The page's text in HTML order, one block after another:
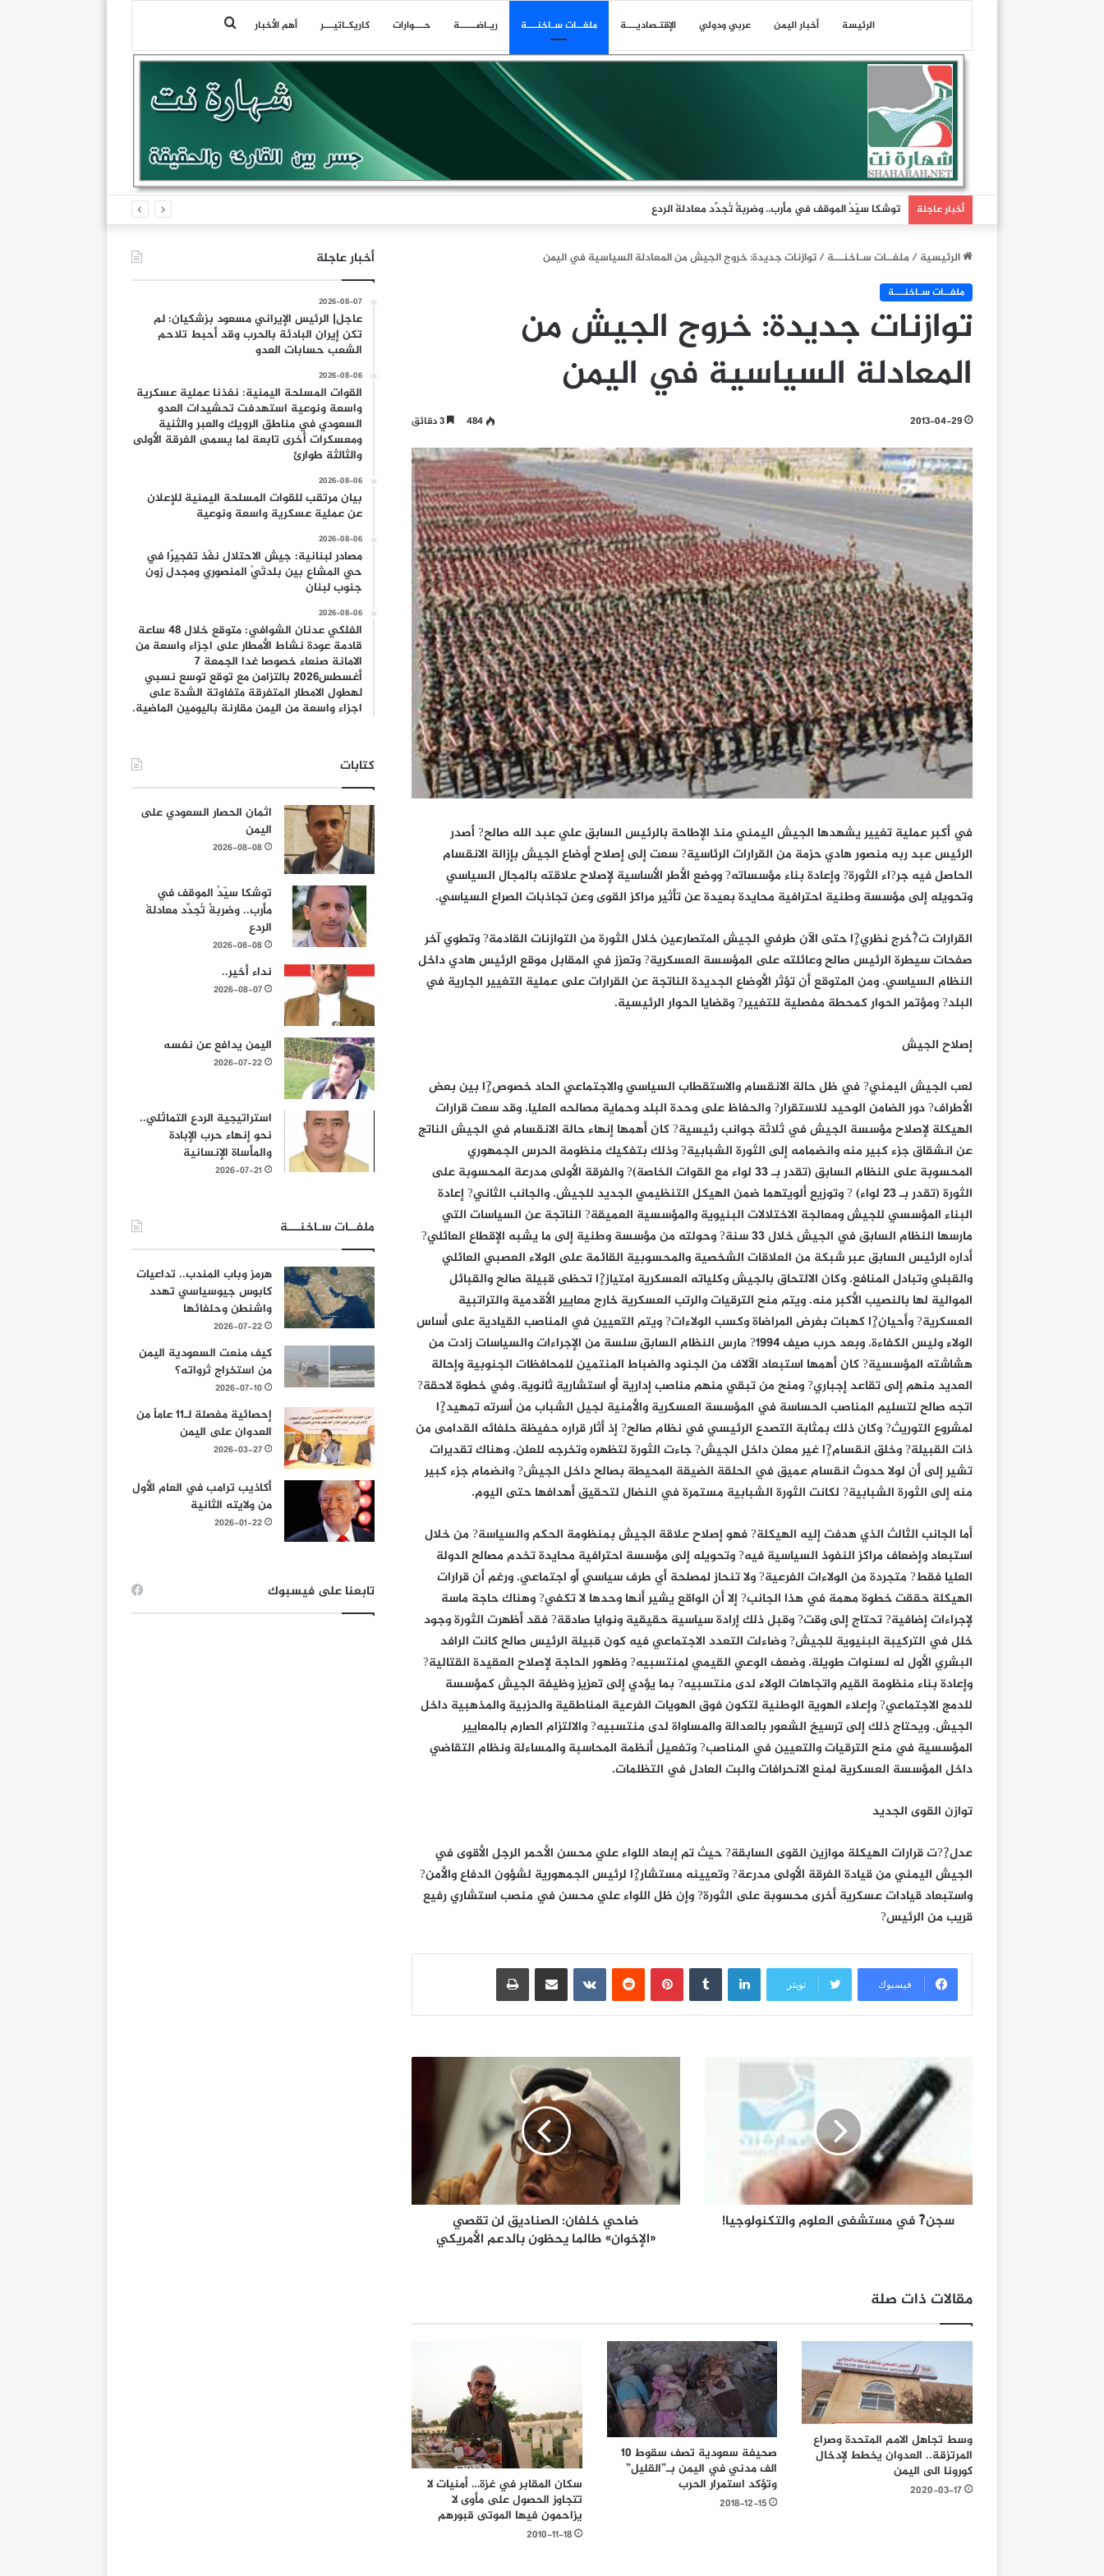
الرئيسة أخبار اليمن عربي ودولي اﻹقتـصاديـــة ملفــات سـاخنـــة ريـاضـــــة حـــوارات كاريكـاتيـــر أهم الأخبار بحث
أخبار عاجلة توشكا سيّدُ الموقف في مأرب.. وضربةٌ تُجدِّد معادلةَ الردع
الرئيسية/ملفــات سـاخنـــة/توازنات جديدة: خروج الجيش من المعادلة السياسية في اليمن
ملفــات سـاخنـــة
توازنات جديدة: خروج الجيش من
المعادلة السياسية في اليمن
2013-04-29
484 3 دقائق
في أكبر عملية تغيير يشهدها الجيش اليمني منذ الإطاحة بالرئيس السابق علي عبد الله صالح? أصدر
الرئيس عبد ربه منصور هادي حزمة من القرارات الرئاسية? سعت إلى إصلاح أوضاع الجيش بإزالة الانقسام
الحاصل فيه جر?اء الثورة? وإعادة بناء مؤسساته? ووضع الأطر الأساسية لإصلاح علاقته بالمجال السياسي
وتحويله إلى مؤسسة وطنية احترافية محايدة بعيدة عن تأثير مراكز القوى وعن تجاذبات الصراع السياسي.
القرارات ت?ْخرج نظري?ٍا حتى الآن طرفي الجيش المتصارعين خلال الثورة من التوازنات القادمة? وتطوي آخر
صفحات سيطرة الرئيس صالح وعائلته على المؤسسة العسكرية? وتعزز في المقابل موقع الرئيس هادي داخل
النظام السياسي. ومن المتوقع أن تؤثر الأوضاع الجديدة الناتجة عن القرارات على عملية التغيير الجارية في
البلد? ومؤتمر الحوار كمحطة مفصلية للتغيير? وقضايا الحوار الرئيسية.
إصلاح الجيش
لعب الجيش اليمني? في ظل حالة الانقسام والاستقطاب السياسي والاجتماعي الحاد خصوص?ٍا بين بعض
الأطراف? دور الضامن الوحيد للاستقرار? والحفاظ على وحدة البلد وحماية مصالحه العليا. وقد سعت قرارات
الهيكلة لإصلاح مؤسسة الجيش في ثلاثة جوانب رئيسية? كان أهمها إنهاء حالة الانقسام في الجيش الناتج
عن انشقاق جزء كبير منه وانضمامه إلى الثورة الشبابية? وذلك بتفكيك منظومة الحرس الجمهوري
المحسوبة على النظام السابق (تقدر بـ 33 لواء مع القوات الخاصة)? والفرقة الأولى مدرعة المحسوبة على
الثورة (تقدر بـ 23 لواء) ? وتوزيع ألويتهما ضمن الهيكل التنظيمي الجديد للجيش. والجانب الثاني? إعادة
البناء المؤسسي للجيش ومعالجة الاختلالات البنيوية والمؤسسية العميقة? الناتجة عن السياسات التي
مارسها النظام السابق في الجيش خلال 33 سنة? وحولته من مؤسسة وطنية إلى ما يشبه الإقطاع العائلي?
أداره الرئيس السابق عبر شبكة من العلاقات الشخصية والمحسوبية القائمة على الولاء العصبي العائلي
والقبلي وتبادل المنافع. وكان الالتحاق بالجيش وكلياته العسكرية امتياز?ٍا تحظى قبيلة صالح والقبائل
الموالية لها بالنصيب الأكبر منه. ويتم منح الترقيات والرتب العسكرية خارج معايير الأقدمية والتراتبية
العسكرية? وأحيان?ٍا كهبات بغرض المراضاة وكسب الولاءات? ويتم التعيين في المناصب القيادية على أساس
الولاء وليس الكفاءة. وبعد حرب صيف 1994? مارس النظام السابق سلسة من الإجراءات والسياسات زادت من
هشاشته المؤسسية? كان أهمها استبعاد الآلاف من الجنود والضباط المنتمين للمحافظات الجنوبية وإحالة
العديد منهم إلى تقاعد إجباري? ومنح من تبقي منهم مناصب إدارية أو استشارية ثانوية. وفي خطوة لاحقة?
اتجه صالح لتسليم المناصب الحساسة في المؤسسة العسكرية والأمنية لجيل الشباب من أسرته تمهيد?ٍا
لمشروع التوريث? وكان ذلك بمثابة التصدع الرئيسي في نظام صالح? إذ أثار قراره حفيظة حلفائه القدامى من
ذات القبيلة? وخلق انقسام?ٍا غير معلن داخل الجيش? جاءت الثورة لتظهره وتخرجه للعلن. وهناك تقديرات
تشير إلى أن لولا حدوث انقسام عميق في الحلقة الضيقة المحيطة بصالح داخل الجيش? وانضمام جزء كبير
منه إلى الثورة الشبابية? لكانت الثورة الشبابية مستمرة في النضال لتحقيق أهدافها حتى اليوم.
أما الجانب الثالث الذي هدفت إليه الهيكلة? فهو إصلاح علاقة الجيش بمنظومة الحكم والسياسة? من خلال
استبعاد وإضعاف مراكز النفوذ السياسية فيه? وتحويله إلى مؤسسة احترافية محايدة تخدم مصالح الدولة
العليا فقط? متجردة من الولاءات الفرعية? ولا تنحاز لمصلحة أي طرف سياسي أو اجتماعي. ورغم أن قرارات
الهيكلة حققت خطوة مهمة في هذا الجانب? إلا أن الواقع يشير أنها وحدها لا تكفي? وهناك حاجة ماسة
لإجراءات إضافية? تحتاج إلى وقت? وقبل ذلك إرادة سياسية حقيقية ونوايا صادقة? فقد أظهرت الثورة وجود
خلل في التركيبة البنيوية للجيش? وضاءلت التعدد الاجتماعي فيه كون قبيلة الرئيس صالح كانت الرافد
البشري الأول له لسنوات طويلة. وضعف الوعي القيمي لمنتسبيه? وظهور الحاجة لإصلاح العقيدة القتالية?
وإعادة بناء منظومة القيم واتجاهات الولاء لدى منتسبيه? بما يؤدي إلى تعزيز وظيفة الجيش كمؤسسة
للدمج الاجتماعي? وإعلاء الهوية الوطنية لتكون فوق الهويات الفرعية المناطقية والحزبية والمذهبية داخل
الجيش. ويحتاج ذلك إلى ترسيخ الشعور بالعدالة والمساواة لدى منتسبيه? والالتزام الصارم بالمعايير
المؤسسية في منح الترقيات والتعيين في المناصب? وتفعيل أنظمة المحاسبة والمساءلة ونظام التقاضي
داخل المؤسسة العسكرية لمنع الانحرافات والبت العادل في التظلمات.
توازن القوى الجديد
عدل?ِ?ت قرارات الهيكلة موازين القوى السابقة? حيث تم إبعاد اللواء علي محسن الأحمر الرجل الأقوى في
الجيش اليمني من قيادة الفرقة الأولى مدرعة? وتعيينه مستشار?ٍا لرئيس الجمهورية لشؤون الدفاع والأمن?
واستبعاد قيادات عسكرية أخرى محسوبة على الثورة? وإن ظل اللواء علي محسن في منصب استشاري رفيع
قريب من الرئيس?
فيسبوك تويتر
لينكدإن بينتيريست مشاركة عبر البريد طباعة
سجن?َ في مستشفى العلوم والتكنولوجيا!
ضاحي خلفان: الصناديق لن تقصي
«الإخوان» طالما يحظون بالدعم الأمريكي
مقالات ذات صلة
وسط تجاهل الامم المتحدة وصراع
المرتزقة.. العدوان يخطط لإدخال
كورونا الى اليمن
2020-03-17
صحيفة سعودية تصف سقوط 10
الف مدني في اليمن بـ”القليل”
وتؤكد استمرار الحرب
2018-12-15
سكان المقابر في غزة… أمنيات لا
تتجاوز الحصول على مأوى لا
يزاحمون فيها الموتى قبورهم
2010-11-18
أخبار عاجلة
2026-08-07
عاجل| الرئيس الإيراني مسعود بزشكيان: لم
تكن إيران البادئة بالحرب وقد أحبط تلاحم
الشعب حسابات العدو
2026-08-06
القوات المسلحة اليمنية: نفذنا عملية عسكرية
واسعة ونوعية استهدفت تحشيدات العدو
السعودي في مناطق الرويك والعبر والثنية
ومعسكرات أخرى تابعة لما يسمى الفرقة الأولى
والثالثة طوارئ
2026-08-06
بيان مرتقب للقوات المسلحة اليمنية للإعلان
عن عملية عسكرية واسعة ونوعية
2026-08-06
مصادر لبنانية: جيش الاحتلال نفّذ تفجيرًا في
حي المشاع بين بلدتَيْ المنصوري ومجدل زون
جنوب لبنان
2026-08-06
الفلكي عدنان الشوافي: متوقع خلال 48 ساعة
قادمة عودة نشاط الأمطار على اجزاء واسعة من
الامانة صنعاء خصوصا غدا الجمعة 7
أغسطس2026 بالتزامن مع توقع توسع نسبي
لهطول الامطار المتفرقة متفاوتة الشدة على
اجزاء واسعة من اليمن مقارنة باليومين الماضية.
كتابات
اثمان الحصار السعودي على
اليمن
2026-08-08
توشكا سيّدُ الموقف في
مأرب.. وضربةٌ تُجدِّد معادلةَ
الردع
2026-08-08
نداء أخير..
2026-08-07
اليمن يدافع عن نفسه
2026-07-22
استراتيجية الردع التماثلي..
نحو إنهاء حرب الإبادة
والمأساة الإنسانية
2026-07-21
ملفــات سـاخنـــة
هرمز وباب المندب.. تداعيات
كابوس جيوسياسي تهدد
واشنطن وحلفائها
2026-07-22
كيف منعت السعودية اليمن
من استخراج ثرواته؟
2026-07-10
إحصائية مفصلة لـ11 عاماً من
العدوان على اليمن
2026-03-27
أكاذيب ترامب في العام الأول
من ولايته الثانية
2026-01-22
تابعنا على فيسبوك